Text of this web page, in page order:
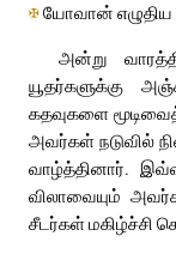
✠யோவான் எழுதிய
அன்று
யூதர்களுக்கு
கதவுகளை
அவர்கள் நடுவில்
வாழ்த்தினார்.
விலாவையும்
சீடர்கள் மகிழ்ச்சி